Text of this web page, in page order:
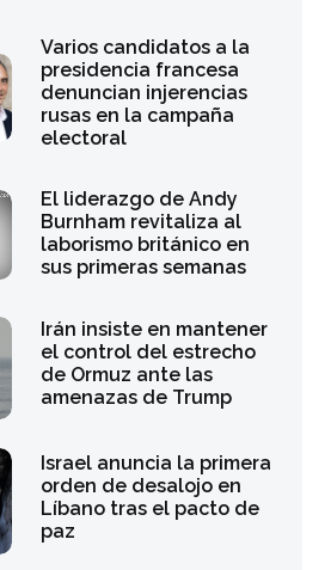
Varios candidatos a la
presidencia francesa
denuncian injerencias
rusas en la campaña
electoral
El liderazgo de Andy
Burnham revitaliza al
laborismo británico en
sus primeras semanas
Irán insiste en mantener
el control del estrecho
de Ormuz ante las
amenazas de Trump
Israel anuncia la primera
orden de desalojo en
Líbano tras el pacto de
paz